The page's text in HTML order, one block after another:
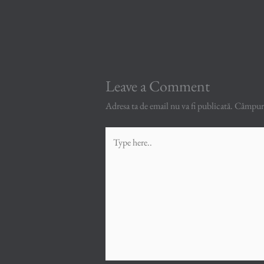
Leave a Comment
Adresa ta de email nu va fi publicată.
here..